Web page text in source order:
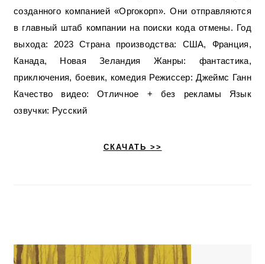
созданного компанией «Оргокорп». Они отправляются
в главный штаб компании на поиски кода отмены. Год
выхода: 2023 Страна производства: США, Франция,
Канада, Новая Зеландия Жанры: фантастика,
приключения, боевик, комедия Режиссер: Джеймс Ганн
Качество видео: Отличное + без рекламы Язык
озвучки: Русский
СКАЧАТЬ >>